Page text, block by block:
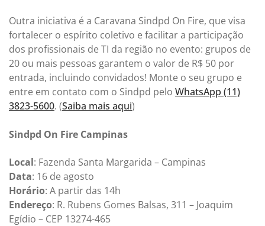
Outra iniciativa é a Caravana Sindpd On Fire, que visa
fortalecer o espírito coletivo e facilitar a participação
dos profissionais de TI da região no evento: grupos de
20 ou mais pessoas garantem o valor de R$ 50 por
entrada, incluindo convidados! Monte o seu grupo e
entre em contato com o Sindpd pelo WhatsApp (11)
3823-5600. (Saiba mais aqui)
Sindpd On Fire Campinas
Local: Fazenda Santa Margarida – Campinas
Data: 16 de agosto
Horário: A partir das 14h
Endereço: R. Rubens Gomes Balsas, 311 – Joaquim
Egídio – CEP 13274-465